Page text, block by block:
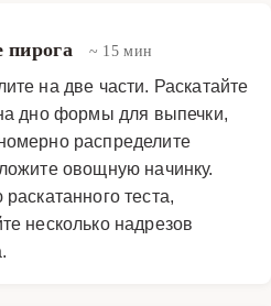
~ 15 мин
на две части. Раскатайте
дно формы для выпечки,
распределите
овощную начинку.
теста,
несколько надрезов